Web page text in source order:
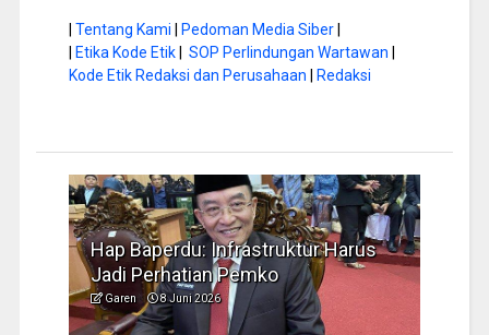
Tentang Kami Pedoman Media Siber|
Etika Kode Etik| SOP Perlindungan Wartawan
Kode Etik Redaksi dan Perusahaan
Redaksi
Hap Baperdu: Infrastruktur Harus
Jadi Perhatian Pemko
Garen 8 Juni 2026